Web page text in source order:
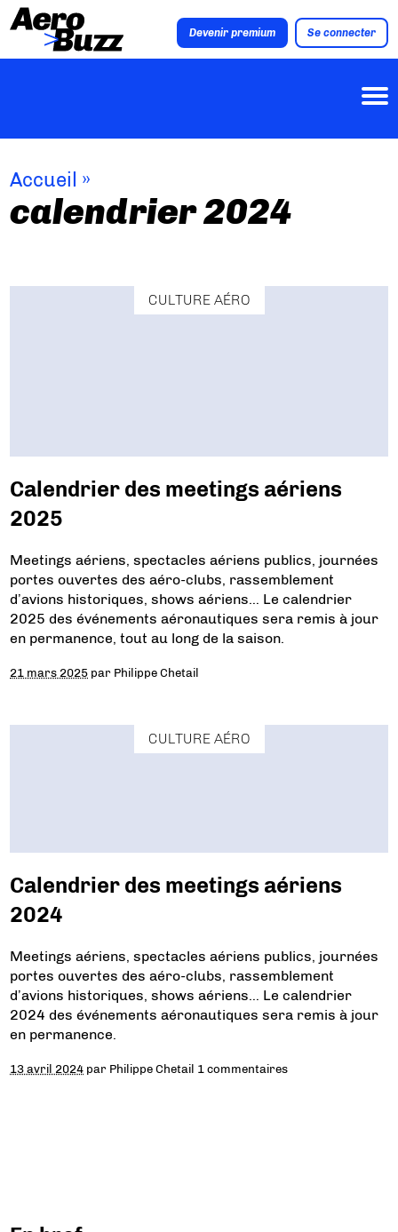
Devenir premium Se connecter
Accueil »
calendrier 2024
CULTURE AÉRO
Calendrier des meetings aériens
2025
Meetings aériens, spectacles aériens publics, journées
portes ouvertes des aéro-clubs, rassemblement
d’avions historiques, shows aériens… Le calendrier
2025 des événements aéronautiques sera remis à jour
en permanence, tout au long de la saison.
21 mars 2025 par Philippe Chetail
CULTURE AÉRO
Calendrier des meetings aériens
2024
Meetings aériens, spectacles aériens publics, journées
portes ouvertes des aéro-clubs, rassemblement
d’avions historiques, shows aériens… Le calendrier
2024 des événements aéronautiques sera remis à jour
en permanence.
13 avril 2024 par Philippe Chetail 1 commentaires